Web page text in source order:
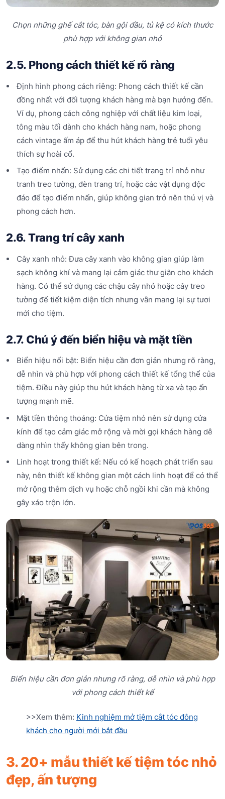
Chọn những ghế cắt tóc, bàn gội đầu, tủ kệ có kích thước
phù hợp với không gian nhỏ
2.5. Phong cách thiết kế rõ ràng
Định hình phong cách riêng: Phong cách thiết kế cần
đồng nhất với đối tượng khách hàng mà bạn hướng đến.
Ví dụ, phong cách công nghiệp với chất liệu kim loại,
tông màu tối dành cho khách hàng nam, hoặc phong
cách vintage ấm áp để thu hút khách hàng trẻ tuổi yêu
thích sự hoài cổ.
Tạo điểm nhấn: Sử dụng các chi tiết trang trí nhỏ như
tranh treo tường, đèn trang trí, hoặc các vật dụng độc
đáo để tạo điểm nhấn, giúp không gian trở nên thú vị và
phong cách hơn.
2.6. Trang trí cây xanh
Cây xanh nhỏ: Đưa cây xanh vào không gian giúp làm
sạch không khí và mang lại cảm giác thư giãn cho khách
hàng. Có thể sử dụng các chậu cây nhỏ hoặc cây treo
tường để tiết kiệm diện tích nhưng vẫn mang lại sự tươi
mới cho tiệm.
2.7. Chú ý đến biển hiệu và mặt tiền
Biển hiệu nổi bật: Biển hiệu cần đơn giản nhưng rõ ràng,
dễ nhìn và phù hợp với phong cách thiết kế tổng thể của
tiệm. Điều này giúp thu hút khách hàng từ xa và tạo ấn
tượng mạnh mẽ.
Mặt tiền thông thoáng: Cửa tiệm nhỏ nên sử dụng cửa
kính để tạo cảm giác mở rộng và mời gọi khách hàng dễ
dàng nhìn thấy không gian bên trong.
Linh hoạt trong thiết kế: Nếu có kế hoạch phát triển sau
này, nên thiết kế không gian một cách linh hoạt để có thể
mở rộng thêm dịch vụ hoặc chỗ ngồi khi cần mà không
gây xáo trộn lớn.
Biển hiệu cần đơn giản nhưng rõ ràng, dễ nhìn và phù hợp
với phong cách thiết kế
>>Xem thêm: Kinh nghiệm mở tiệm cắt tóc đông
khách cho người mới bắt đầu
3. 20+ mẫu thiết kế tiệm tóc nhỏ
đẹp, ấn tượng